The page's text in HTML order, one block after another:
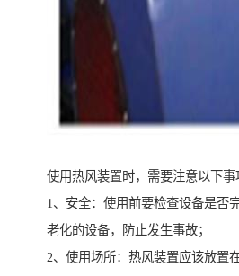
使用热风装置时，需要注意以下事
1、安全：使用前要检查设备是否
老化的设备，防止发生事故；
2、使用场所：热风装置应该放置